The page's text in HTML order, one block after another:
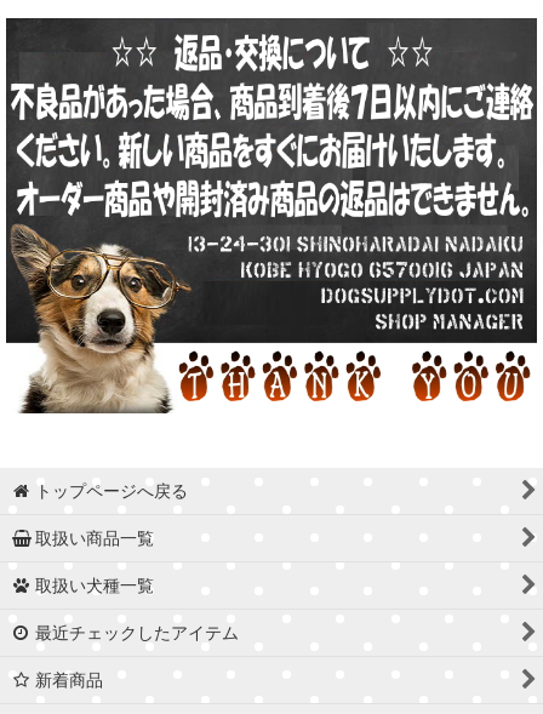
トップページへ戻る
取扱い商品一覧
取扱い犬種一覧
最近チェックしたアイテム
新着商品